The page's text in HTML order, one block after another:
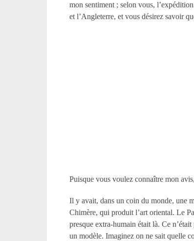
mon sentiment ; selon vous,
et l’Angleterre, et vous désirez savoir
Puisque vous voulez connaître mon
Il y avait, dans un coin du monde, une
Chimère, qui produit l’art oriental. Le
presque extra-humain était là. Ce
un modèle. Imaginez on ne sait quelle